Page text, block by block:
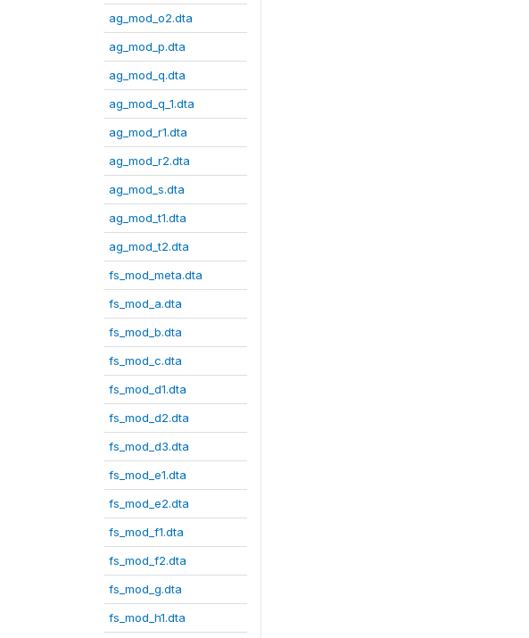
ag_mod_o2.dta
ag_mod_p.dta
ag_mod_q.dta
ag_mod_q_1.dta
ag_mod_r1.dta
ag_mod_r2.dta
ag_mod_s.dta
ag_mod_t1.dta
ag_mod_t2.dta
fs_mod_meta.dta
fs_mod_a.dta
fs_mod_b.dta
fs_mod_c.dta
fs_mod_d1.dta
fs_mod_d2.dta
fs_mod_d3.dta
fs_mod_e1.dta
fs_mod_e2.dta
fs_mod_f1.dta
fs_mod_f2.dta
fs_mod_g.dta
fs_mod_h1.dta